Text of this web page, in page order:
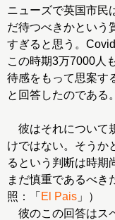
ニューズで英国市民
だ待つべきかという
すぎると思う。
この時期3万7000人
待感をもって思案す
と回答したのである。
彼はそれについて
けではない。そうか
るという判断は時期
まだ慎重であるべき
照：「 El Pais 」）
彼のこの回答はス